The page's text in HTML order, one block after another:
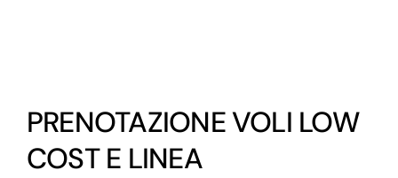
PRENOTAZIONE VOLI LOW
COST E LINEA